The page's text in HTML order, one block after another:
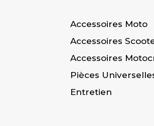
Accessoires Moto
Accessoires
Accessoires
Pièces
Entretien